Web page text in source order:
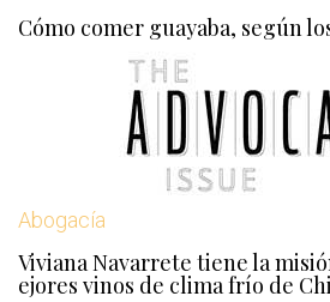
Cómo comer guayaba, según
Abogacía
Viviana Navarrete tiene la
ejores vinos de clima frío de